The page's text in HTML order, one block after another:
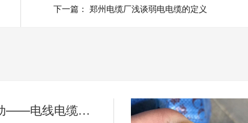
下一篇： 郑州电缆厂浅谈弱电电缆的定义
别等断电才行动——电线电缆的日常维护与隐患自查